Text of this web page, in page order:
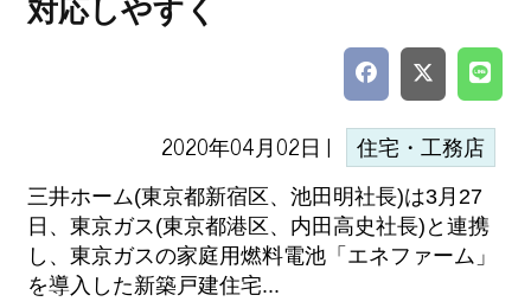
対応しやすく
2020年04月02日 | 住宅・工務店
三井ホーム(東京都新宿区、池田明社長)は3月27
日、東京ガス(東京都港区、内田高史社長)と連携
し、東京ガスの家庭用燃料電池「エネファーム」
を導入した新築戸建住宅...